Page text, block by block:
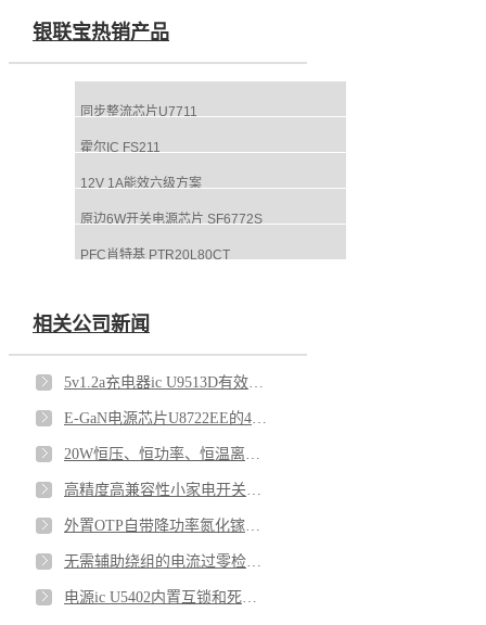
银联宝热销产品
同步整流芯片U7711
霍尔IC FS211
12V 1A能效六级方案
原边6W开关电源芯片 SF6772S
PFC肖特基 PTR20L80CT
相关公司新闻